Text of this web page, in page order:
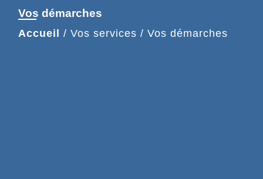
Vos démarches
Accueil / Vos services / Vos démarches